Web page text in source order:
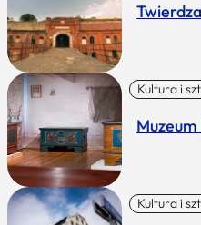
Kultura i
Kultura i